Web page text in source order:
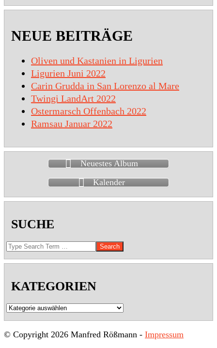
NEUE BEITRÄGE
Oliven und Kastanien in Ligurien
Ligurien Juni 2022
Carin Grudda in San Lorenzo al Mare
Twingi LandArt 2022
Ostermarsch Offenbach 2022
Ramsau Januar 2022
Neuestes Album
Kalender
SUCHE
Search
KATEGORIEN
Kategorien
© Copyright 2026 Manfred Rößmann - Impressum